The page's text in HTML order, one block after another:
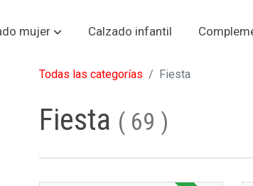
mujer Calzado infantil
Todas las categorías Fiesta
Fiesta ( 69 )